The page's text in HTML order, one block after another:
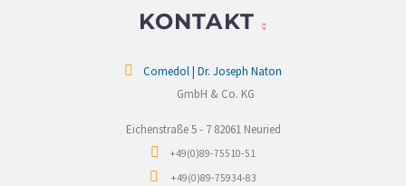
KONTAKT
Comedol | Dr. Joseph Naton
GmbH & Co. KG
Eichenstraße 5 - 7 82061 Neuried
+49(0)89-75510-51
+49(0)89-75934-83